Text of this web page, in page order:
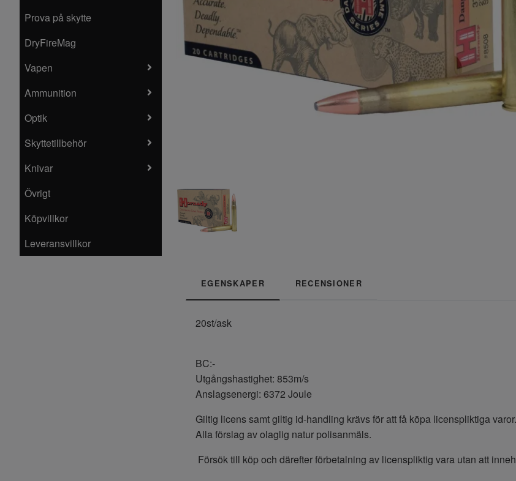
Prova på skytte
DryFireMag
Vapen
Ammunition
Optik
Skyttetillbehör
Knivar
Övrigt
Köpvillkor
Leveransvillkor
EGENSKAPER RECENSIONER
20st/ask
BC:-
Utgångshastighet: 853m/s
Anslagsenergi: 6372 Joule
Giltig licens samt giltig id-handling krävs för att få köpa licenspliktiga varor.
Alla förslag av olaglig natur polisanmäls.
Försök till köp och därefter förbetalning av licenspliktig vara utan att